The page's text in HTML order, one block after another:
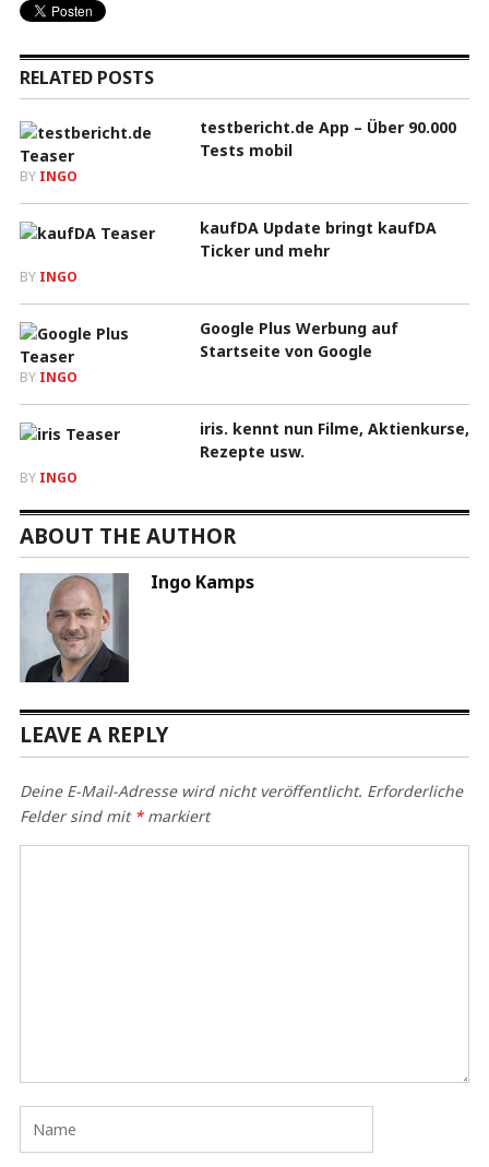
RELATED POSTS
testbericht.de App – Über 90.000
Tests mobil
BY INGO
kaufDA Update bringt kaufDA
Ticker und mehr
BY INGO
Google Plus Werbung auf
Startseite von Google
BY INGO
iris. kennt nun Filme, Aktienkurse,
Rezepte usw.
BY INGO
ABOUT THE AUTHOR
Ingo Kamps
LEAVE A REPLY
Deine E-Mail-Adresse wird nicht veröffentlicht. Erforderliche
Felder sind mit *markiert